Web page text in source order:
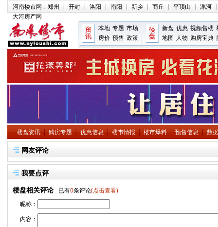
河南楼市网 ： 郑州 | 开封 | 洛阳 | 南阳 | 新乡 | 商丘 | 平顶山 | 漯河 |
大河房产网
本地 专题 市场
房价 预售 政策
新盘 优惠 视频售楼
地图 人物 购房宝典
楼盘资讯 | 购房专题 | 优惠信息 | 楼市情报 | 楼市爆料 | 预售信息 | 数
网友评论
我要点评
楼盘相关评论
已有0条评论(点击查看)
昵称：
内容：